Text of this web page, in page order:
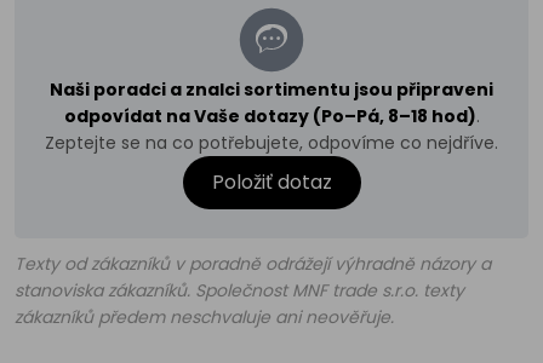
Naši poradci a znalci sortimentu jsou připraveni
odpovídat na Vaše dotazy (Po–Pá, 8–18 hod).
Zeptejte se na co potřebujete, odpovíme co nejdříve.
Položiť dotaz
Texty od zákazníků v poradně odrážejí výhradně názory a
stanoviska zákazníků. Společnost MNF trade s.r.o. texty
zákazníků předem neschvaluje ani neověřuje.